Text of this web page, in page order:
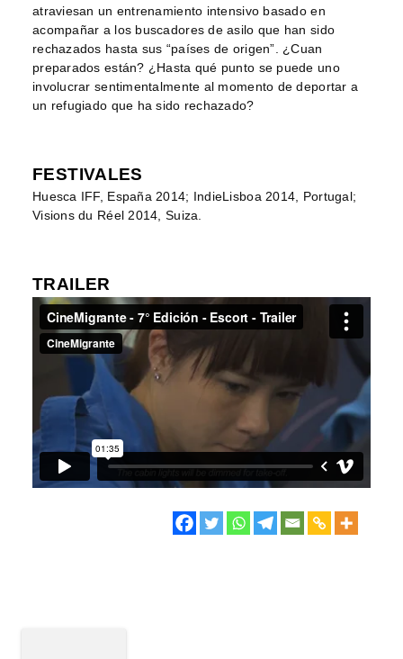
atraviesan un entrenamiento intensivo basado en
acompañar a los buscadores de asilo que han sido
rechazados hasta sus “países de origen”. ¿Cuan
preparados están? ¿Hasta qué punto se puede uno
involucrar sentimentalmente al momento de deportar a
un refugiado que ha sido rechazado?
FESTIVALES
Huesca IFF, España 2014; IndieLisboa 2014, Portugal;
Visions du Réel 2014, Suiza.
TRAILER